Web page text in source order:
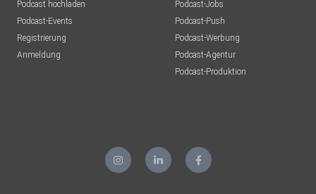
Podcast hochladen
Podcast-Events
Registrierung
Anmeldung
Podcast-Jobs
Podcast-Push
Podcast-Werbung
Podcast-Agentur
Podcast-Produktion